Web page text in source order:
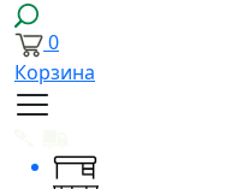
0
Корзина